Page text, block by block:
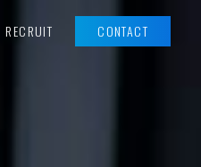
RECRUIT CONTACT